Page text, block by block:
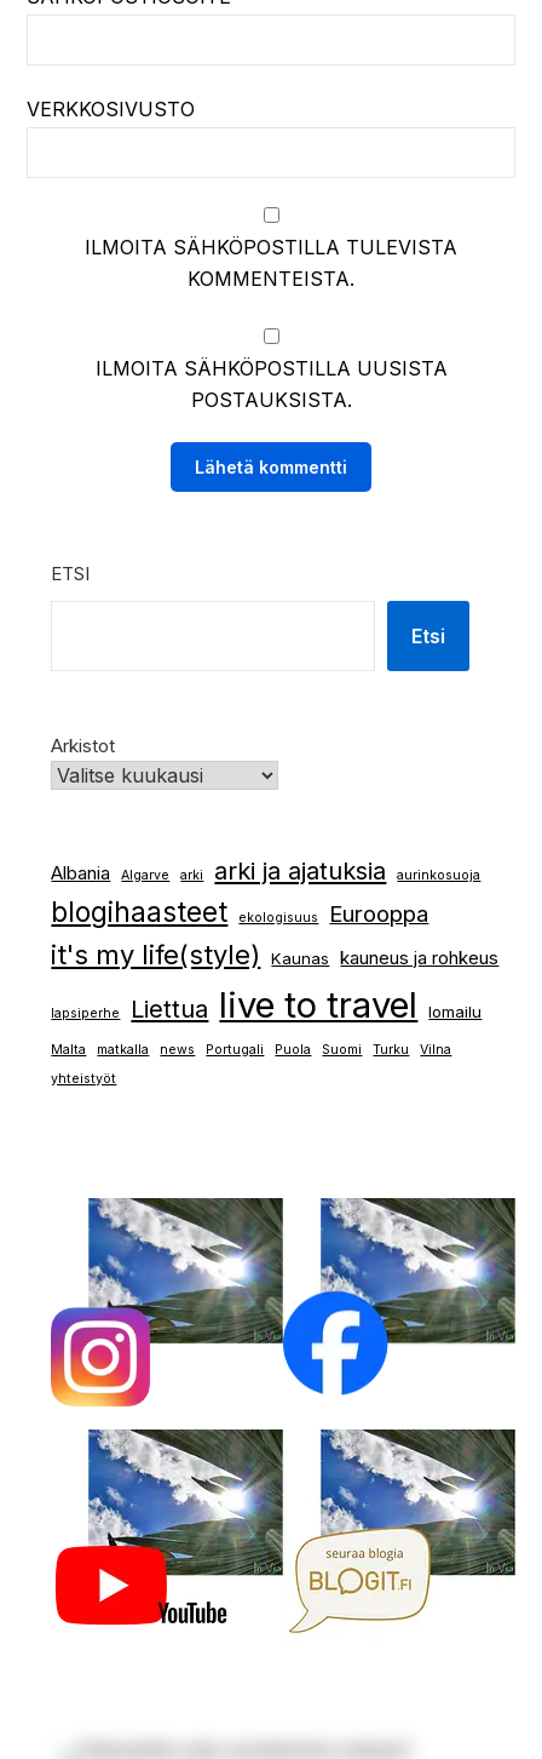
VERKKOSIVUSTO
ILMOITA SÄHKÖPOSTILLA TULEVISTA
KOMMENTEISTA.
ILMOITA SÄHKÖPOSTILLA UUSISTA
POSTAUKSISTA.
ETSI
Etsi
Arkistot
Albania Algarve arki arki ja ajatuksia aurinkosuoja
blogihaasteet ekologisuus Eurooppa
it's my life(style) Kaunas kauneus ja rohkeus
lapsiperhe Liettua live to travel lomailu
Malta matkalla news Portugali Puola Suomi Turku
Vilna
yhteistyöt